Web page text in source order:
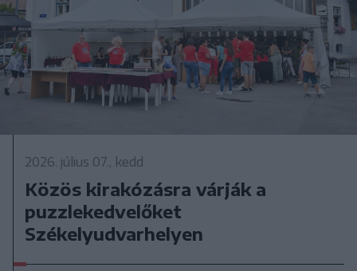
2026. július 07., kedd
Közös kirakózásra várják a
puzzlekedvelőket
Székelyudvarhelyen